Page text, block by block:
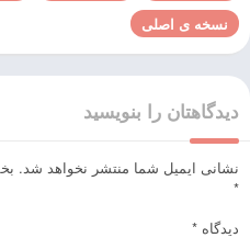
نسخه ی اصلی
دیدگاهتان را بنویسید
نشانی ایمیل شما منتشر نخواهد شد.
*
دیدگاه *